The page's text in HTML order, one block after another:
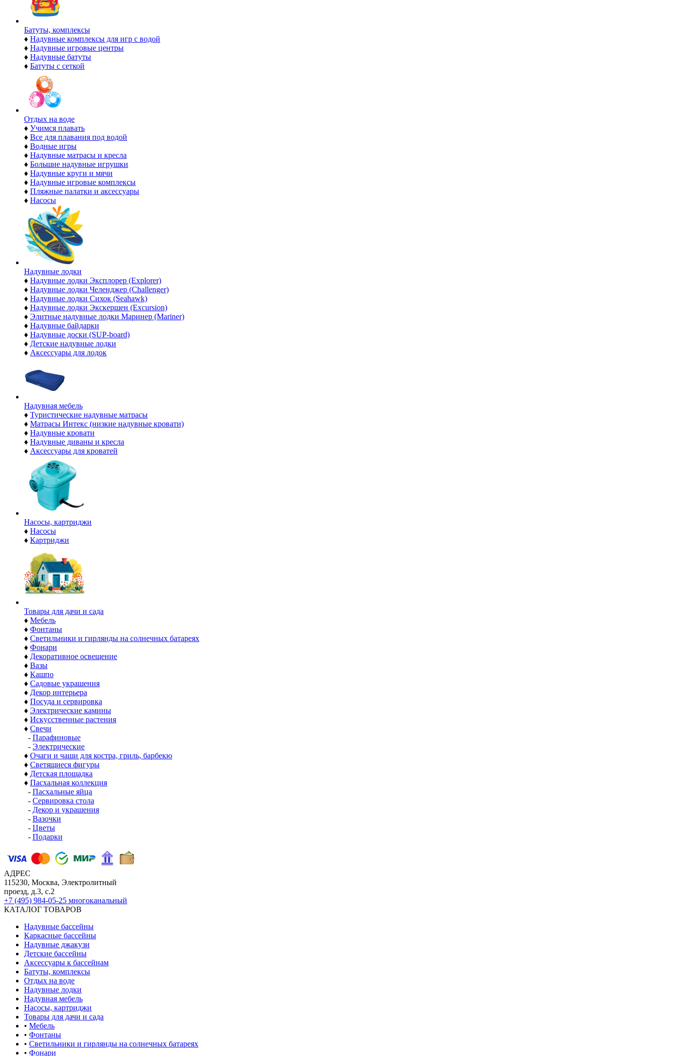
Батуты, комплексы
♦ Надувные комплексы для игр с водой
♦ Надувные игровые центры
♦ Надувные батуты
♦ Батуты с сеткой
Отдых на воде
♦ Учимся плавать
♦ Все для плавания под водой
♦ Водные игры
♦ Надувные матрасы и кресла
♦ Большие надувные игрушки
♦ Надувные круги и мячи
♦ Надувные игровые комплексы
♦ Пляжные палатки и аксессуары
♦ Насосы
Надувные лодки
♦ Надувные лодки Эксплорер (Explorer)
♦ Надувные лодки Челенджер (Challenger)
♦ Надувные лодки Сихок (Seahawk)
♦ Надувные лодки Экскершен (Excursion)
♦ Элитные надувные лодки Маринер (Mariner)
♦ Надувные байдарки
♦ Надувные доски (SUP-board)
♦ Детские надувные лодки
♦ Аксессуары для лодок
Надувная мебель
♦ Туристические надувные матрасы
♦ Матрасы Интекс (низкие надувные кровати)
♦ Надувные кровати
♦ Надувные диваны и кресла
♦ Аксессуары для кроватей
Насосы, картриджи
♦ Насосы
♦ Картриджи
Товары для дачи и сада
♦ Мебель
♦ Фонтаны
♦ Светильники и гирлянды на солнечных батареях
♦ Фонари
♦ Декоративное освещение
♦ Вазы
♦ Кашпо
♦ Садовые украшения
♦ Декор интерьера
♦ Посуда и сервировка
♦ Электрические камины
♦ Искусственные растения
♦ Свечи
- Парафиновые
- Электрические
♦ Очаги и чаши для костра, гриль, барбекю
♦ Светящиеся фигуры
♦ Детская площадка
♦ Пасхальная коллекция
- Пасхальные яйца
- Сервировка стола
- Декор и украшения
- Вазочки
- Цветы
- Подарки
АДРЕС
115230, Москва, Электролитный
проезд, д.3, с.2
+7 (495) 984-05-25 многоканальный
КАТАЛОГ ТОВАРОВ
Надувные бассейны
Каркасные бассейны
Надувные джакузи
Детские бассейны
Аксессуары к бассейнам
Батуты, комплексы
Отдых на воде
Надувные лодки
Надувная мебель
Насосы, картриджи
Товары для дачи и сада
• Мебель
• Фонтаны
• Светильники и гирлянды на солнечных батареях
• Фонари